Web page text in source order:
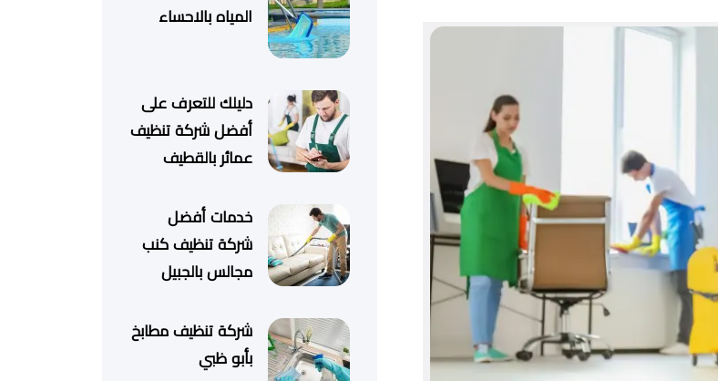
المياه بالاحساء
دليلك للتعرف على
أفضل شركة تنظيف
عمائر بالقطيف
خدمات أفضل
شركة تنظيف كنب
مجالس بالجبيل
شركة تنظيف مطابخ
بأبو ظبي